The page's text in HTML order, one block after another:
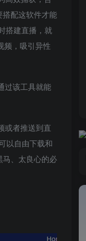
配这软件才能
搭建直播，就
频，吸引异性
过该工具就能
或者推送到直
以自由下载和
、太良心的必